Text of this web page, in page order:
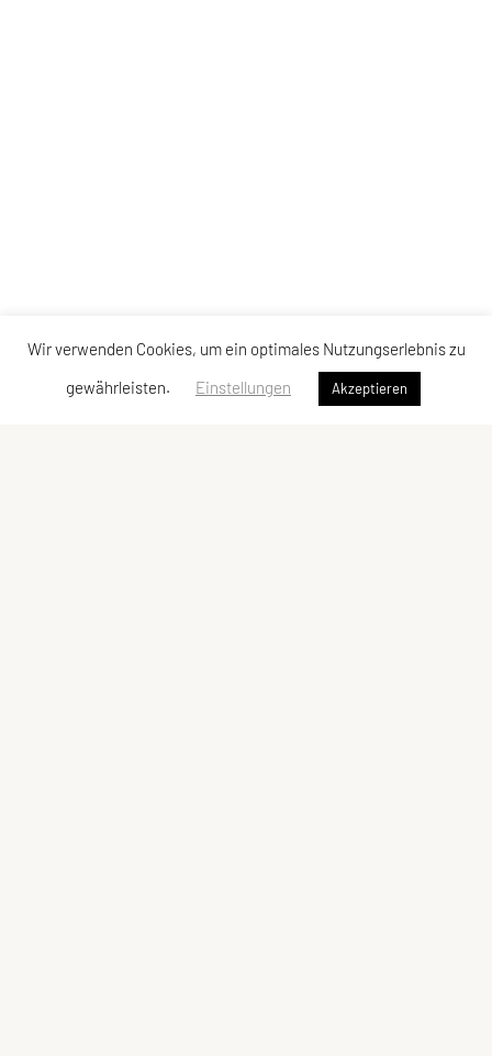
Wir verwenden Cookies, um ein optimales Nutzungserlebnis zu
gewährleisten.
Einstellungen Akzeptieren